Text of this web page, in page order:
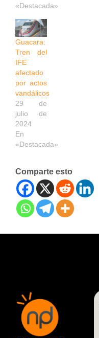
«Destacada»
Guacara:
Tren del
IFE
afectado
por actos
vandálicos
29 de
julio de
2024
En
«Destacada»
Comparte esto